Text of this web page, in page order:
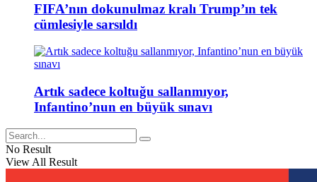
FIFA’nın dokunulmaz kralı Trump’ın tek
cümlesiyle sarsıldı
Artık sadece koltuğu sallanmıyor,
Infantino’nun en büyük sınavı
No Result
View All Result